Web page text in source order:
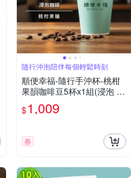
隨行沖泡陪伴每個輕鬆時刻
順便幸福-隨行手沖杯-桃柑
果韻咖啡豆5杯x1組(浸泡 冷
萃 咖啡杯)
$1,009
券